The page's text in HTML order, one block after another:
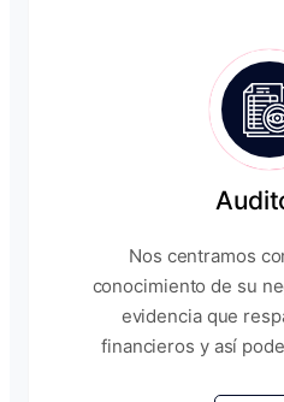
Nos centramos
conocimiento de su
evidencia que
financieros y así